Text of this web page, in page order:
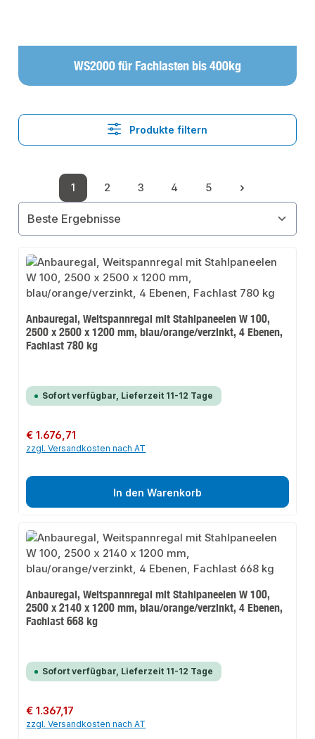
WS2000 für Fachlasten bis 400kg
Produkte filtern
Seite
1
Seite
2
Seite
3
Seite
4
Seite
5
Anbauregal, Weitspannregal mit Stahlpaneelen W 100,
2500 x 2500 x 1200 mm, blau/orange/verzinkt, 4 Ebenen,
Fachlast 780 kg
Sofort verfügbar, Lieferzeit 11-12 Tage
Regulärer Preis:
€ 1.676,71
zzgl. Versandkosten nach AT
In den Warenkorb
Anbauregal, Weitspannregal mit Stahlpaneelen W 100,
2500 x 2140 x 1200 mm, blau/orange/verzinkt, 4 Ebenen,
Fachlast 668 kg
Sofort verfügbar, Lieferzeit 11-12 Tage
Regulärer Preis:
€ 1.367,17
zzgl. Versandkosten nach AT